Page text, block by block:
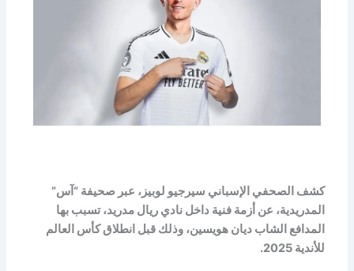
كشف الصحفي الإسباني سيرجيو لوبيز، عبر صحيفة “آس”
المدريدية، عن أزمة فنية داخل نادي ريال مدريد، تسبب بها
المدافع الشاب ديان هويسين، وذلك قبل انطلاق كأس العالم
للأندية 2025.